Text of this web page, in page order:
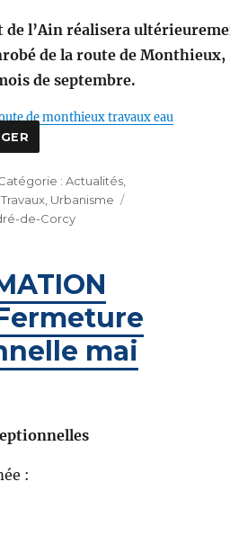
de l’Ain réalisera
de la route de Monthieux,
de septembre.
de monthieux travaux eau
Catégories
Actualités,
Travaux, Urbanisme
de-Corcy
mai
: